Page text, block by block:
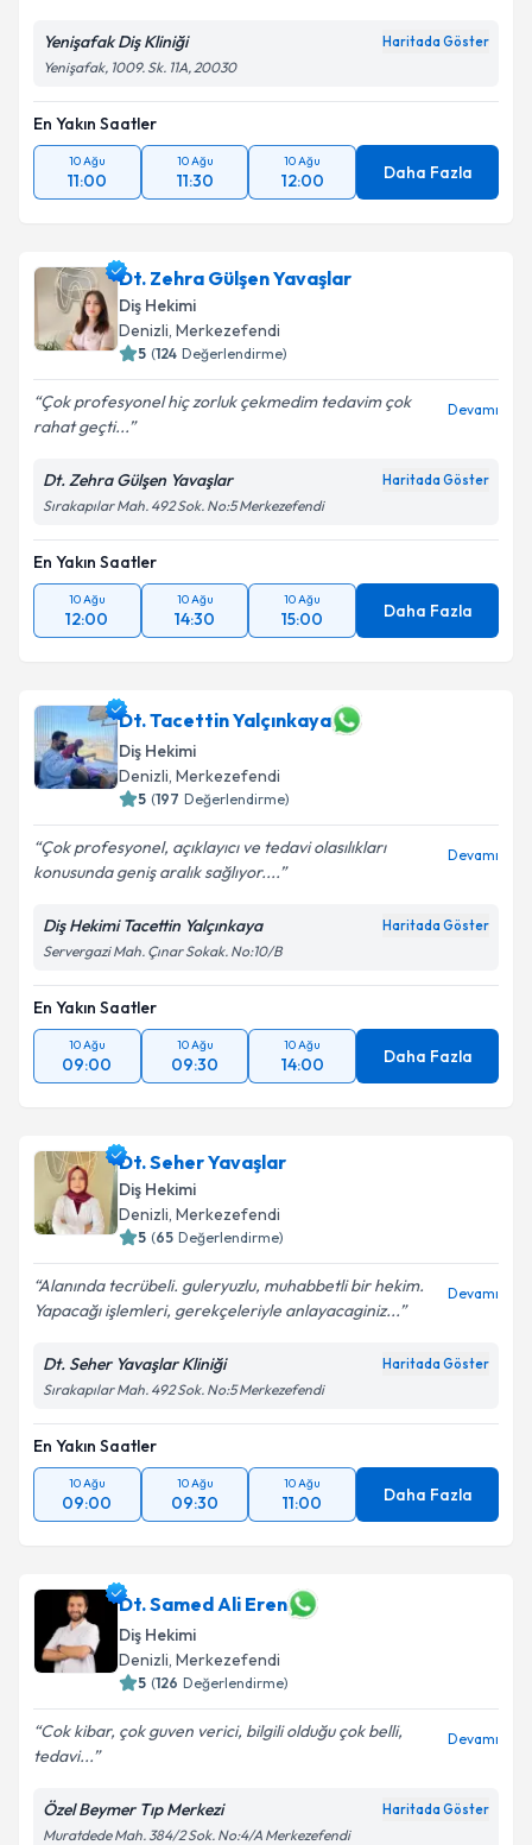
Yenişafak Diş Kliniği Haritada Göster
Yenişafak, 1009. Sk. 11A, 20030
En Yakın Saatler
10 Ağu
11:00
10 Ağu
11:30
10 Ağu
12:00 Daha Fazla
Dt. Zehra Gülşen Yavaşlar
Diş Hekimi
Denizli, Merkezefendi
5 (124 Değerlendirme)
Çok profesyonel hiç zorluk çekmedim tedavim çok
rahat geçti...
Devamı
Dt. Zehra Gülşen Yavaşlar Haritada Göster
Sırakapılar Mah. 492 Sok. No:5 Merkezefendi
En Yakın Saatler
10 Ağu
12:00
10 Ağu
14:30
10 Ağu
15:00 Daha Fazla
Dt. Tacettin Yalçınkaya
Diş Hekimi
Denizli, Merkezefendi
5 (197 Değerlendirme)
Çok profesyonel, açıklayıcı ve tedavi olasılıkları
konusunda geniş aralık sağlıyor....
Devamı
Diş Hekimi Tacettin Yalçınkaya Haritada Göster
Servergazi Mah. Çınar Sokak. No:10/B
En Yakın Saatler
10 Ağu
09:00
10 Ağu
09:30
10 Ağu
14:00 Daha Fazla
Dt. Seher Yavaşlar
Diş Hekimi
Denizli, Merkezefendi
5 (65 Değerlendirme)
Alanında tecrübeli. guleryuzlu, muhabbetli bir hekim.
Yapacağı işlemleri, gerekçeleriyle anlayacaginiz...
Devamı
Dt. Seher Yavaşlar Kliniği Haritada Göster
Sırakapılar Mah. 492 Sok. No:5 Merkezefendi
En Yakın Saatler
10 Ağu
09:00
10 Ağu
09:30
10 Ağu
11:00 Daha Fazla
Dt. Samed Ali Eren
Diş Hekimi
Denizli, Merkezefendi
5 (126 Değerlendirme)
Cok kibar, çok guven verici, bilgili olduğu çok belli,
tedavi...
Devamı
Özel Beymer Tıp Merkezi Haritada Göster
Muratdede Mah. 384/2 Sok. No:4/A Merkezefendi